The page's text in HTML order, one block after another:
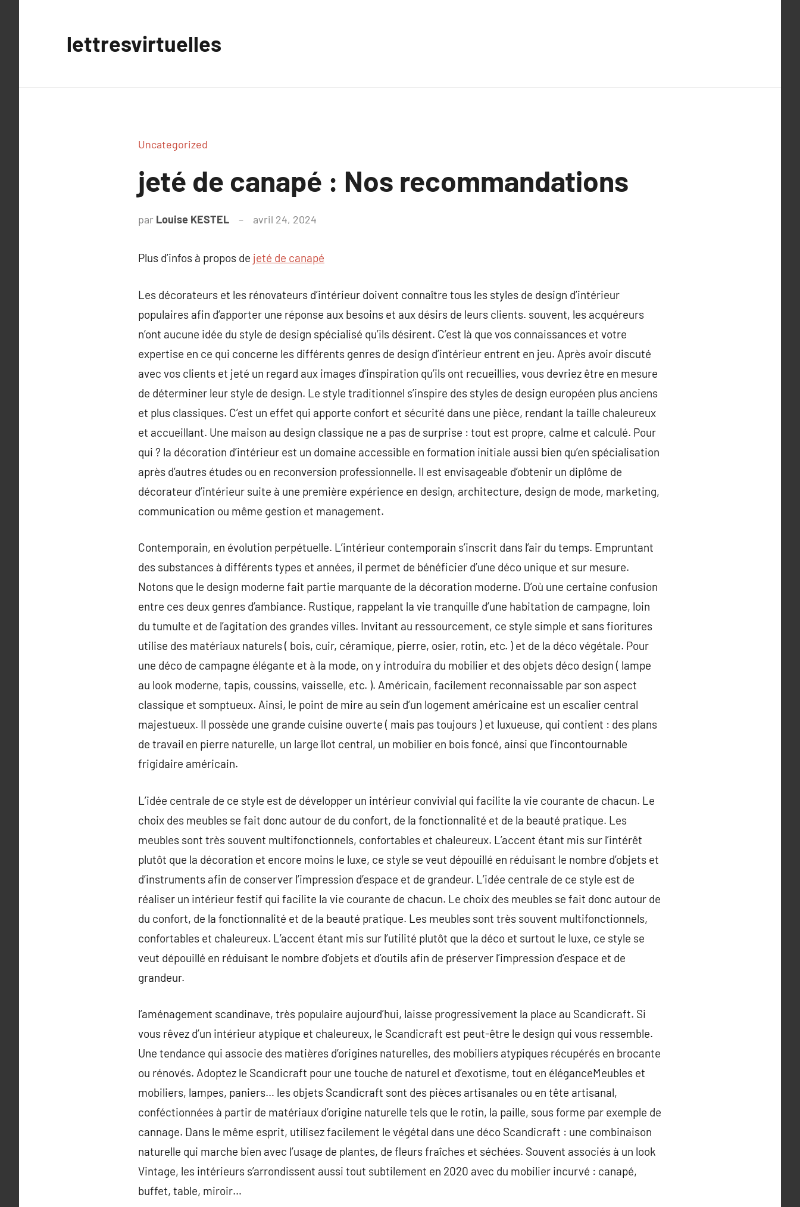
lettresvirtuelles
Uncategorized
jeté de canapé : Nos recommandations
par Louise KESTEL avril 24, 2024
Plus d’infos à propos de jeté de canapé
Les décorateurs et les rénovateurs d’intérieur doivent connaître tous les styles de design d’intérieur
populaires afin d’apporter une réponse aux besoins et aux désirs de leurs clients. souvent, les acquéreurs
n’ont aucune idée du style de design spécialisé qu’ils désirent. C’est là que vos connaissances et votre
expertise en ce qui concerne les différents genres de design d’intérieur entrent en jeu. Après avoir discuté
avec vos clients et jeté un regard aux images d’inspiration qu’ils ont recueillies, vous devriez être en mesure
de déterminer leur style de design. Le style traditionnel s’inspire des styles de design européen plus anciens
et plus classiques. C’est un effet qui apporte confort et sécurité dans une pièce, rendant la taille chaleureux
et accueillant. Une maison au design classique ne a pas de surprise : tout est propre, calme et calculé. Pour
qui ? la décoration d’intérieur est un domaine accessible en formation initiale aussi bien qu’en spécialisation
après d’autres études ou en reconversion professionnelle. Il est envisageable d’obtenir un diplôme de
décorateur d’intérieur suite à une première expérience en design, architecture, design de mode, marketing,
communication ou même gestion et management.
Contemporain, en évolution perpétuelle. L’intérieur contemporain s’inscrit dans l’air du temps. Empruntant
des substances à différents types et années, il permet de bénéficier d’une déco unique et sur mesure.
Notons que le design moderne fait partie marquante de la décoration moderne. D’où une certaine confusion
entre ces deux genres d’ambiance. Rustique, rappelant la vie tranquille d’une habitation de campagne, loin
du tumulte et de l’agitation des grandes villes. Invitant au ressourcement, ce style simple et sans fioritures
utilise des matériaux naturels ( bois, cuir, céramique, pierre, osier, rotin, etc. ) et de la déco végétale. Pour
une déco de campagne élégante et à la mode, on y introduira du mobilier et des objets déco design ( lampe
au look moderne, tapis, coussins, vaisselle, etc. ). Américain, facilement reconnaissable par son aspect
classique et somptueux. Ainsi, le point de mire au sein d’un logement américaine est un escalier central
majestueux. Il possède une grande cuisine ouverte ( mais pas toujours ) et luxueuse, qui contient : des plans
de travail en pierre naturelle, un large îlot central, un mobilier en bois foncé, ainsi que l’incontournable
frigidaire américain.
L’idée centrale de ce style est de développer un intérieur convivial qui facilite la vie courante de chacun. Le
choix des meubles se fait donc autour de du confort, de la fonctionnalité et de la beauté pratique. Les
meubles sont très souvent multifonctionnels, confortables et chaleureux. L’accent étant mis sur l’intérêt
plutôt que la décoration et encore moins le luxe, ce style se veut dépouillé en réduisant le nombre d’objets et
d’instruments afin de conserver l’impression d’espace et de grandeur. L’idée centrale de ce style est de
réaliser un intérieur festif qui facilite la vie courante de chacun. Le choix des meubles se fait donc autour de
du confort, de la fonctionnalité et de la beauté pratique. Les meubles sont très souvent multifonctionnels,
confortables et chaleureux. L’accent étant mis sur l’utilité plutôt que la déco et surtout le luxe, ce style se
veut dépouillé en réduisant le nombre d’objets et d’outils afin de préserver l’impression d’espace et de
grandeur.
l’aménagement scandinave, très populaire aujourd’hui, laisse progressivement la place au Scandicraft. Si
vous rêvez d’un intérieur atypique et chaleureux, le Scandicraft est peut-être le design qui vous ressemble.
Une tendance qui associe des matières d’origines naturelles, des mobiliers atypiques récupérés en brocante
ou rénovés. Adoptez le Scandicraft pour une touche de naturel et d’exotisme, tout en éléganceMeubles et
mobiliers, lampes, paniers… les objets Scandicraft sont des pièces artisanales ou en tête artisanal,
conféctionnées à partir de matériaux d’origine naturelle tels que le rotin, la paille, sous forme par exemple de
cannage. Dans le même esprit, utilisez facilement le végétal dans une déco Scandicraft : une combinaison
naturelle qui marche bien avec l’usage de plantes, de fleurs fraîches et séchées. Souvent associés à un look
Vintage, les intérieurs s’arrondissent aussi tout subtilement en 2020 avec du mobilier incurvé : canapé,
buffet, table, miroir…